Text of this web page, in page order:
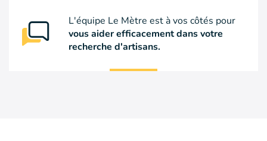
L'équipe Le Mètre est à vos côtés pour
vous aider efficacement dans votre
recherche d'artisans.